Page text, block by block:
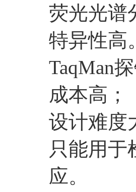
荧光光谱
特异性高
TaqMan
成本高；
设计难度
只能用于
应。